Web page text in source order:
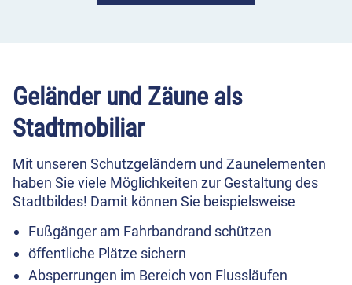
Geländer und Zäune als
Stadtmobiliar
Mit unseren Schutzgeländern und Zaunelementen
haben Sie viele Möglichkeiten zur Gestaltung des
Stadtbildes! Damit können Sie beispielsweise
Fußgänger am Fahrbandrand schützen
öffentliche Plätze sichern
Absperrungen im Bereich von Flussläufen